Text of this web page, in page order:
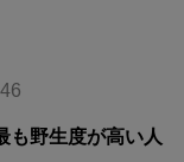
も野生度が高い人